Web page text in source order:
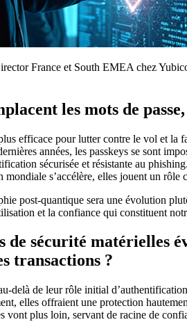
France et South EMEA chez
les mots de
efficace pour lutter contre le vol et la
années, les passkeys se sont
sécurisée et résistante au
mondiale s’accélère, elles jouent un
post-quantique sera une évolution
et la confiance qui constituent
de sécurité matérielles
transactions ?
delà de leur rôle initial
elles offraient une protection
vont plus loin, servant de racine de